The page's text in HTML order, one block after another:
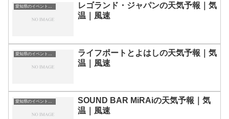
愛知県のイベント会場一覧
レゴランド・ジャパンの天気予報｜気
温｜風速
ライフポートとよはしの天気予報｜気
温｜風速
SOUND BAR MiRAiの天気予報｜気
温｜風速